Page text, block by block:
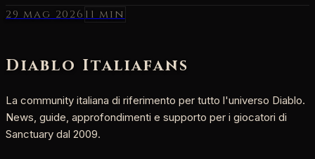
29 mag 2026 11 min
Diablo Italiafans
La community italiana di riferimento per tutto l'universo Diablo.
News, guide, approfondimenti e supporto per i giocatori di
Sanctuary dal 2009.